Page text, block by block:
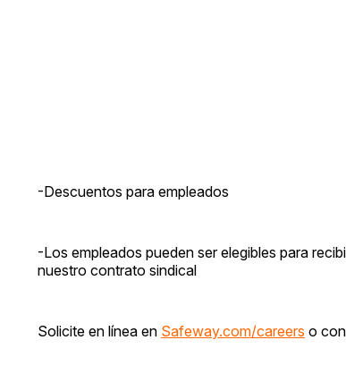
-Descuentos para empleados
-Los empleados pueden ser elegibles para
nuestro contrato sindical
Solicite en línea en Safeway.com/careers o